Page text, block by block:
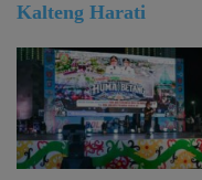
Kalteng Harati